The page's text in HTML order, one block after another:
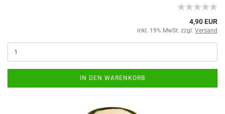
4,90 EUR
inkl. 19% MwSt. zzgl. Versand
IN DEN WARENKORB